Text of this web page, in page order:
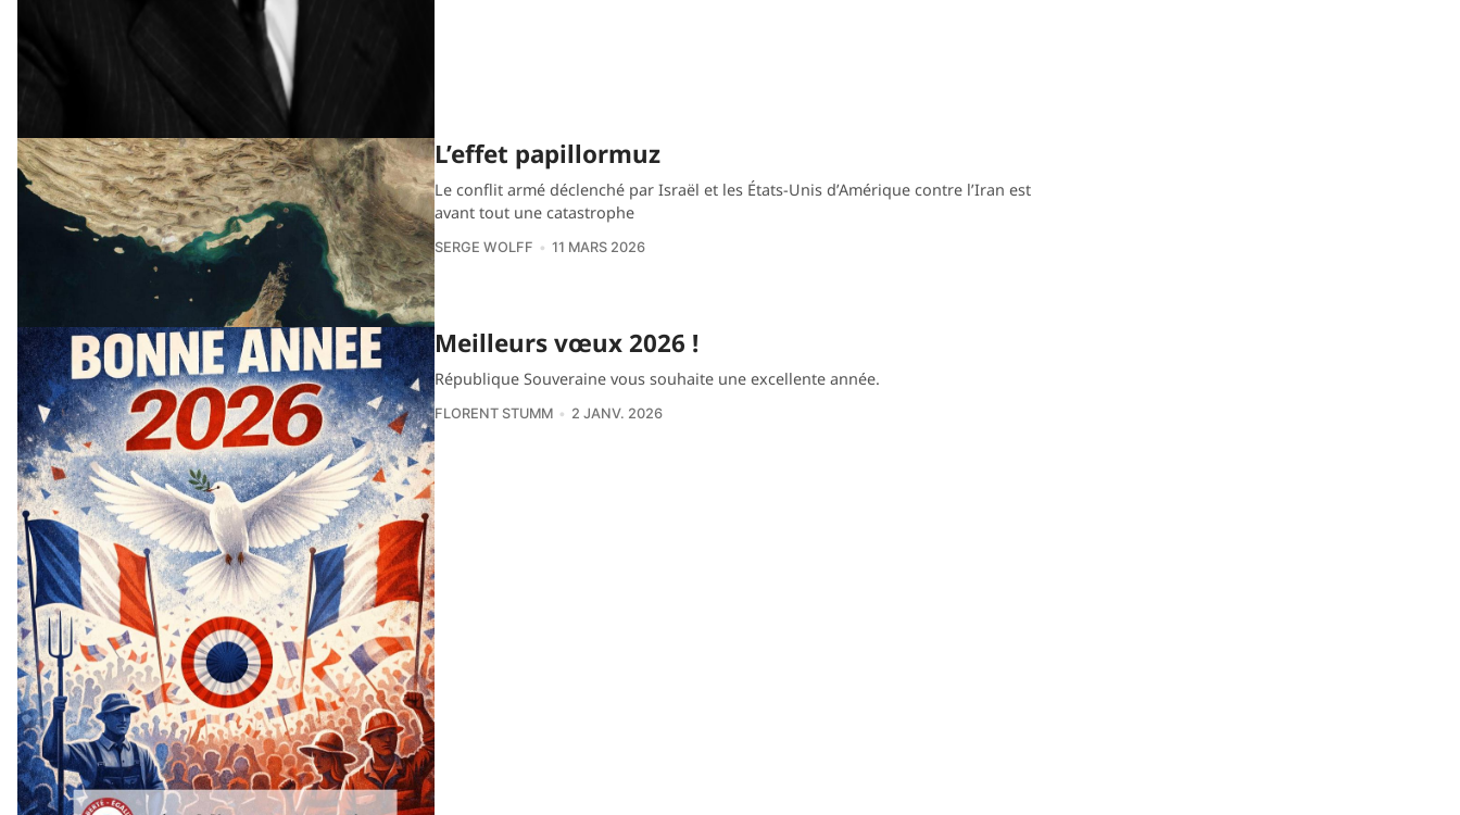
L’effet papillormuz
Le conflit armé déclenché par Israël et les États-Unis d’Amérique contre l’Iran est
avant tout une catastrophe
SERGE WOLFF 11 MARS 2026
Meilleurs vœux 2026 !
République Souveraine vous souhaite une excellente année.
FLORENT STUMM 2 JANV. 2026